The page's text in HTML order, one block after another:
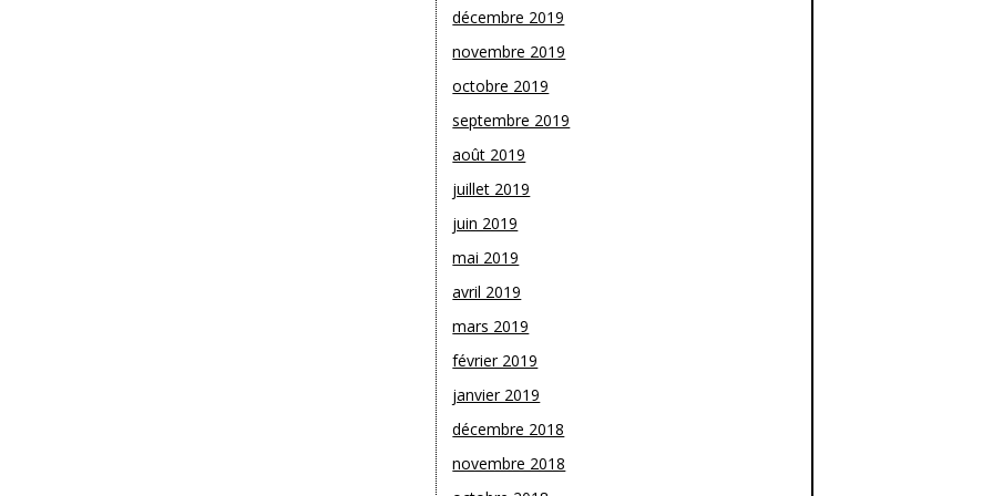
décembre 2019
novembre 2019
octobre 2019
septembre 2019
août 2019
juillet 2019
juin 2019
mai 2019
avril 2019
mars 2019
février 2019
janvier 2019
décembre 2018
novembre 2018